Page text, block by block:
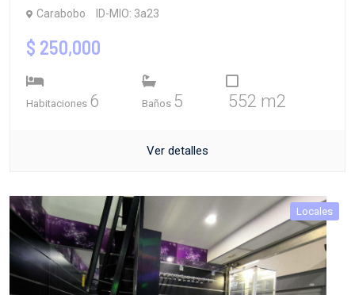
Carabobo ID-MIO: 3a23
$ 250,000
Habitaciones 6 Baños 5 552 m2
Ver detalles
Locales